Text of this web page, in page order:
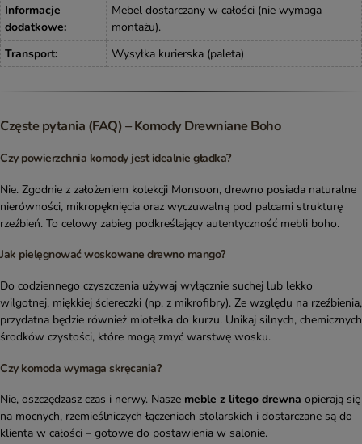
Informacje
dodatkowe:
Mebel dostarczany w całości (nie wymaga
montażu).
Transport: Wysyłka kurierska (paleta)
Częste pytania (FAQ) – Komody Drewniane Boho
Czy powierzchnia komody jest idealnie gładka?
Nie. Zgodnie z założeniem kolekcji Monsoon, drewno posiada naturalne
nierówności, mikropęknięcia oraz wyczuwalną pod palcami strukturę
rzeźbień. To celowy zabieg podkreślający autentyczność mebli boho.
Jak pielęgnować woskowane drewno mango?
Do codziennego czyszczenia używaj wyłącznie suchej lub lekko
wilgotnej, miękkiej ściereczki (np. z mikrofibry). Ze względu na rzeźbienia,
przydatna będzie również miotełka do kurzu. Unikaj silnych, chemicznych
środków czystości, które mogą zmyć warstwę wosku.
Czy komoda wymaga skręcania?
Nie, oszczędzasz czas i nerwy. Nasze meble z litego drewna opierają się
na mocnych, rzemieślniczych łączeniach stolarskich i dostarczane są do
klienta w całości – gotowe do postawienia w salonie.